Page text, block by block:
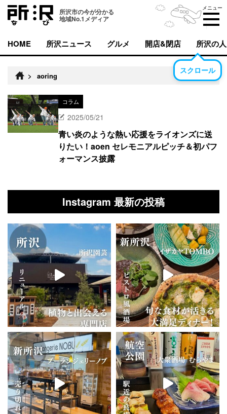
所沢市の今が分かる
地域No.1メディア
メニュー
HOME 所沢ニュース グルメ 開店&閉店 所沢の人
スクロール
> aoring
コラム
2025/05/21
青い炎のような熱い応援をライオンズに送
りたい！aoen セレモニアルピッチ＆初パフ
ォーマンス披露
Instagram 最新の投稿